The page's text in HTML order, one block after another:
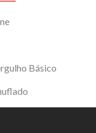
Básico